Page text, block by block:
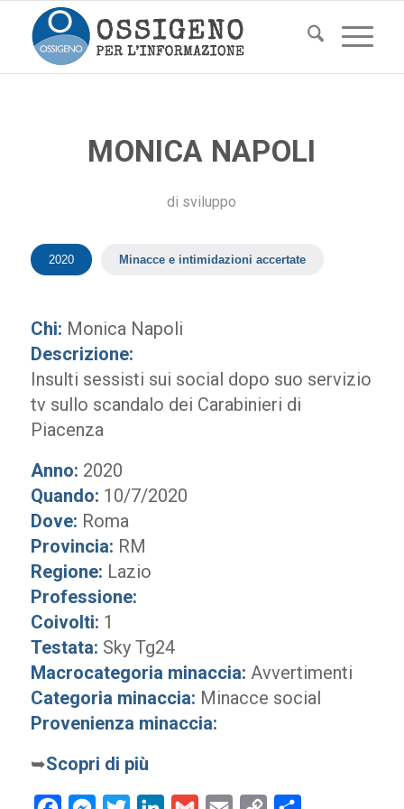
MONICA NAPOLI
di sviluppo
2020 Minacce e intimidazioni accertate
Chi: Monica Napoli
Descrizione:
Insulti sessisti sui social dopo suo servizio
tv sullo scandalo dei Carabinieri di
Piacenza
Anno: 2020
Quando: 10/7/2020
Dove: Roma
Provincia: RM
Regione: Lazio
Professione:
Coivolti: 1
Testata: Sky Tg24
Macrocategoria minaccia: Avvertimenti
Categoria minaccia: Minacce social
Provenienza minaccia:
➥Scopri di più